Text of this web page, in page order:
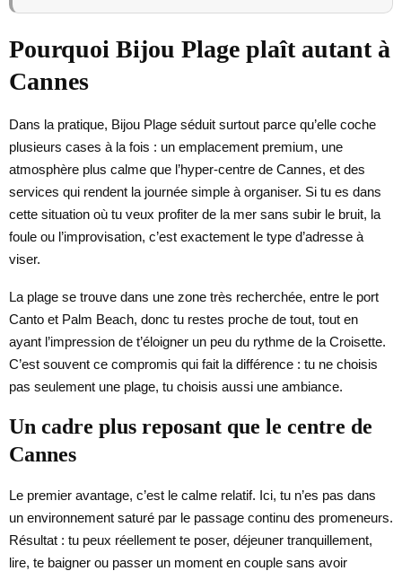
Pourquoi Bijou Plage plaît autant à
Cannes
Dans la pratique, Bijou Plage séduit surtout parce qu’elle coche
plusieurs cases à la fois : un emplacement premium, une
atmosphère plus calme que l’hyper-centre de Cannes, et des
services qui rendent la journée simple à organiser. Si tu es dans
cette situation où tu veux profiter de la mer sans subir le bruit, la
foule ou l’improvisation, c’est exactement le type d’adresse à
viser.
La plage se trouve dans une zone très recherchée, entre le port
Canto et Palm Beach, donc tu restes proche de tout, tout en
ayant l’impression de t’éloigner un peu du rythme de la Croisette.
C’est souvent ce compromis qui fait la différence : tu ne choisis
pas seulement une plage, tu choisis aussi une ambiance.
Un cadre plus reposant que le centre de
Cannes
Le premier avantage, c’est le calme relatif. Ici, tu n’es pas dans
un environnement saturé par le passage continu des promeneurs.
Résultat : tu peux réellement te poser, déjeuner tranquillement,
lire, te baigner ou passer un moment en couple sans avoir